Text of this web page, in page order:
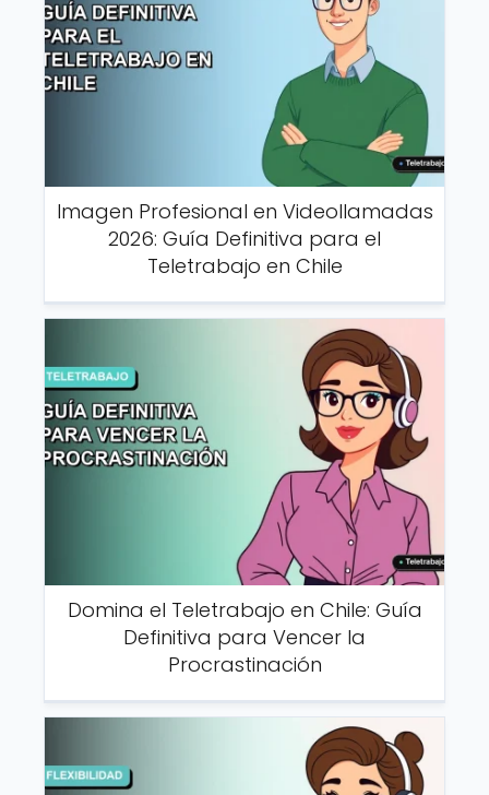
Imagen Profesional en Videollamadas
2026: Guía Definitiva para el
Teletrabajo en Chile
Domina el Teletrabajo en Chile: Guía
Definitiva para Vencer la
Procrastinación